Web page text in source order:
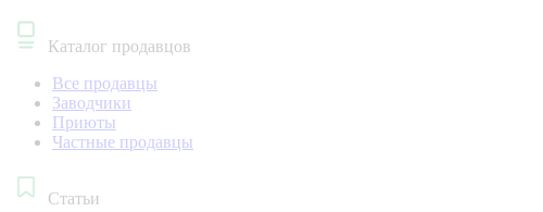
Каталог продавцов
Все продавцы
Заводчики
Приюты
Частные продавцы
Статьи